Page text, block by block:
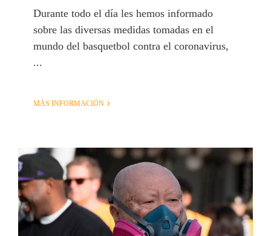
Durante todo el día les hemos informado
sobre las diversas medidas tomadas en el
mundo del basquetbol contra el coronavirus,
...
MÁS INFORMACIÓN